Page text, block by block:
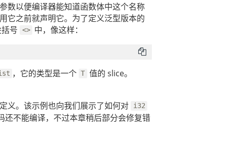
数以便编译器能知道函数体中这个名称
它之前就声明它。为了定义泛型版本的
号 <> 中，像这样：
，它的类型是一个 T 值的 slice。
义。该示例也向我们展示了如何对 i32
还不能编译，不过本章稍后部分会修复错